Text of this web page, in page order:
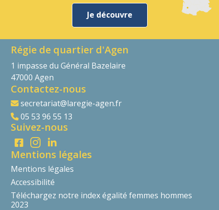
Je découvre
Régie de quartier d'Agen
1 impasse du Général Bazelaire
47000 Agen
Contactez-nous
secretariat@laregie-agen.fr
05 53 96 55 13
Suivez-nous
Mentions légales
Mentions légales
Accessibilité
Téléchargez notre index égalité femmes hommes
2023